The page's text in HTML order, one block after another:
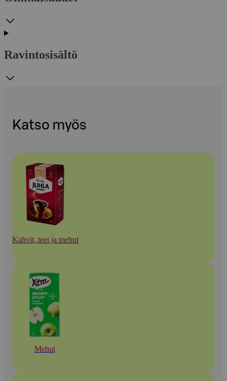
Ravintosisältö
Katso myös
Kahvit, teet ja mehut
Mehut